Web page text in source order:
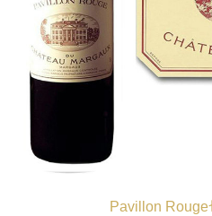
Pavillon Rouge